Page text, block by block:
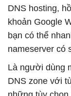
DNS hosting,
khoản Google
bạn có thể
nameserver có
Là người dùng
DNS zone với